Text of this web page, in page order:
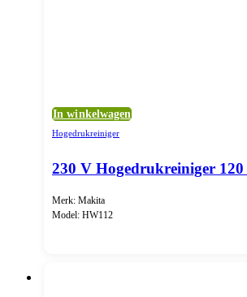
In winkelwagen
Hogedrukreiniger
230 V Hogedrukreiniger
Merk: Makita
Model: HW112